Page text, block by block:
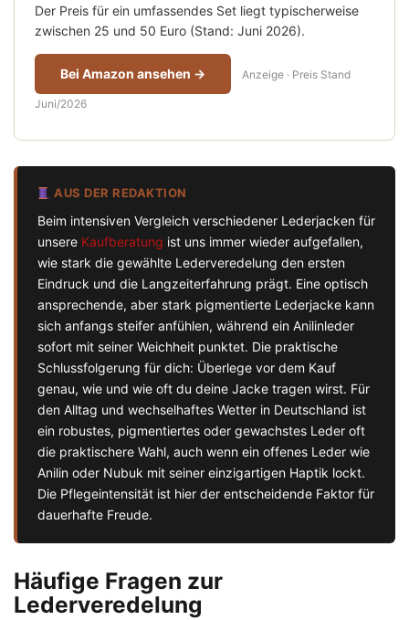
Der Preis für ein umfassendes Set liegt typischerweise
zwischen 25 und 50 Euro (Stand: Juni 2026).
Bei Amazon ansehen → Anzeige · Preis Stand
Juni/2026
AUS DER REDAKTION
Beim intensiven Vergleich verschiedener Lederjacken für
unsere Kaufberatung ist uns immer wieder aufgefallen,
wie stark die gewählte Lederveredelung den ersten
Eindruck und die Langzeiterfahrung prägt. Eine optisch
ansprechende, aber stark pigmentierte Lederjacke kann
sich anfangs steifer anfühlen, während ein Anilinleder
sofort mit seiner Weichheit punktet. Die praktische
Schlussfolgerung für dich: Überlege vor dem Kauf
genau, wie und wie oft du deine Jacke tragen wirst. Für
den Alltag und wechselhaftes Wetter in Deutschland ist
ein robustes, pigmentiertes oder gewachstes Leder oft
die praktischere Wahl, auch wenn ein offenes Leder wie
Anilin oder Nubuk mit seiner einzigartigen Haptik lockt.
Die Pflegeintensität ist hier der entscheidende Faktor für
dauerhafte Freude.
Häufige Fragen zur
Lederveredelung